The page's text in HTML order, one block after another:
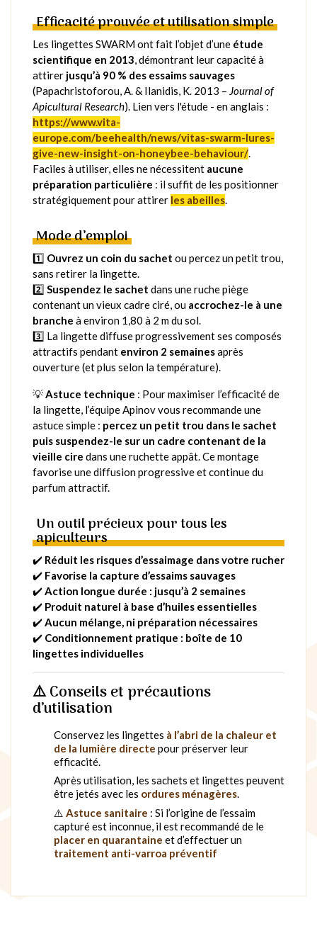
Efficacité prouvée et utilisation simple
Les lingettes SWARM ont fait l’objet d’une étude
scientifique en 2013, démontrant leur capacité à
attirer jusqu’à 90 % des essaims sauvages
(Papachristoforou, A. & Ilanidis, K. 2013 – Journal of
Apicultural Research)​. Lien vers l'étude - en anglais :
https://www.vita-
europe.com/beehealth/news/vitas-swarm-lures-
give-new-insight-on-honeybee-behaviour/.
Faciles à utiliser, elles ne nécessitent aucune
préparation particulière : il suffit de les positionner
stratégiquement pour attirer les abeilles.
Mode d’emploi
1️⃣ Ouvrez un coin du sachet ou percez un petit trou,
sans retirer la lingette.
2️⃣ Suspendez le sachet dans une ruche piège
contenant un vieux cadre ciré, ou accrochez-le à une
branche à environ 1,80 à 2 m du sol.
3️⃣ La lingette diffuse progressivement ses composés
attractifs pendant environ 2 semainesaprès
ouverture (et plus selon la température).
💡Astuce technique : Pour maximiser l’efficacité de
la lingette, l’équipe Apinov vous recommande une
astuce simple : percez un petit trou dans le sachet
puis suspendez-le sur un cadre contenant de la
vieille cire dans une ruchette appât. Ce montage
favorise une diffusion progressive et continue du
parfum attractif.
Un outil précieux pour tous les
apiculteurs
✔️ Réduit les risques d’essaimage dans votre rucher
✔️ Favorise la capture d’essaims sauvages
✔️Action longue durée : jusqu’à 2 semaines
✔️ Produit naturel à base d’huiles essentielles
✔️Aucun mélange, ni préparation nécessaires
✔️ Conditionnement pratique : boîte de 10
lingettes individuelles
⚠️Conseils et précautions
d’utilisation
Conservez les lingettes à l’abri de la chaleur et
de la lumière directe pour préserver leur
efficacité.
Après utilisation, les sachets et lingettes peuvent
être jetés avec les ordures ménagères​.
⚠️ Astuce sanitaire : Si l’origine de l’essaim
capturé est inconnue, il est recommandé de le
placer en quarantaine et d’effectuer un
traitement anti-varroa préventif